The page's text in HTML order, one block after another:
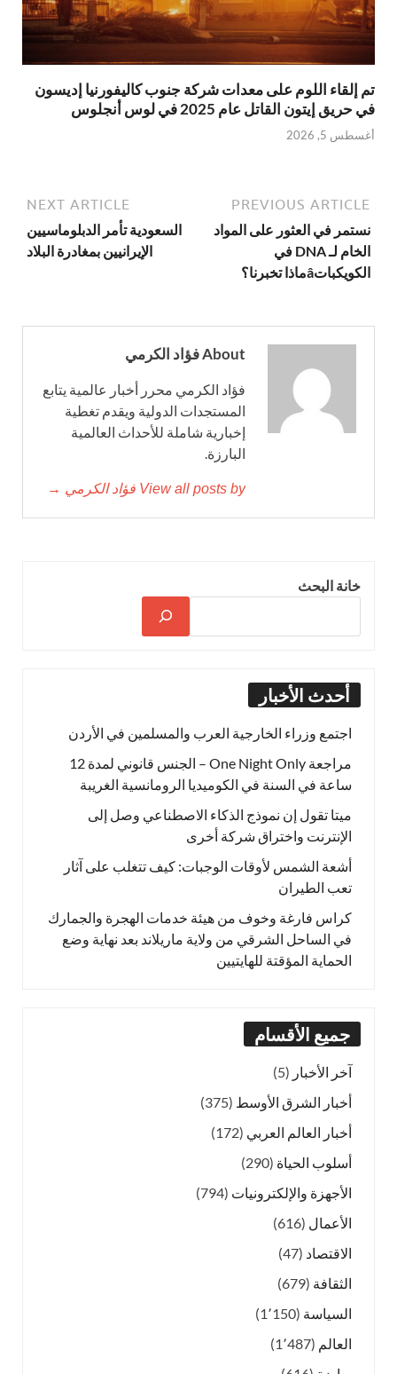
تم إلقاء اللوم على معدات شركة جنوب كاليفورنيا إديسون
في حريق إيتون القاتل عام 2025 في لوس أنجلوس
أغسطس 5, 2026
PREVIOUS ARTICLE
نستمر في العثور على المواد
الخام لـ DNA في
الكويكباتâماذا تخبرنا؟
NEXT ARTICLE
السعودية تأمر الدبلوماسيين
الإيرانيين بمغادرة البلاد
About فؤاد الكرمي
فؤاد الكرمي محرر أخبار عالمية يتابع
المستجدات الدولية ويقدم تغطية
إخبارية شاملة للأحداث العالمية
البارزة.
View all posts by فؤاد الكرمي →
خانة البحث
أحدث الأخبار
اجتمع وزراء الخارجية العرب والمسلمين في الأردن
مراجعة One Night Only – الجنس قانوني لمدة 12
ساعة في السنة في الكوميديا الرومانسية الغريبة
ميتا تقول إن نموذج الذكاء الاصطناعي وصل إلى
الإنترنت واختراق شركة أخرى
أشعة الشمس لأوقات الوجبات: كيف تتغلب على آثار
تعب الطيران
كراس فارغة وخوف من هيئة خدمات الهجرة والجمارك
في الساحل الشرقي من ولاية ماريلاند بعد نهاية وضع
الحماية المؤقتة للهايتيين
جميع الأقسام
آخر الأخبار (5)
أخبار الشرق الأوسط (375)
أخبار العالم العربي (172)
أسلوب الحياة (290)
الأجهزة والإلكترونيات (794)
الأعمال (616)
الاقتصاد (47)
الثقافة (679)
السياسة (1٬150)
العالم (1٬487)